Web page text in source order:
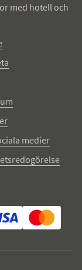
med hotell och
medier